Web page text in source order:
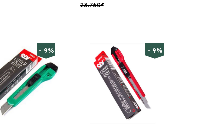
23.760₫
- 9% - 9%